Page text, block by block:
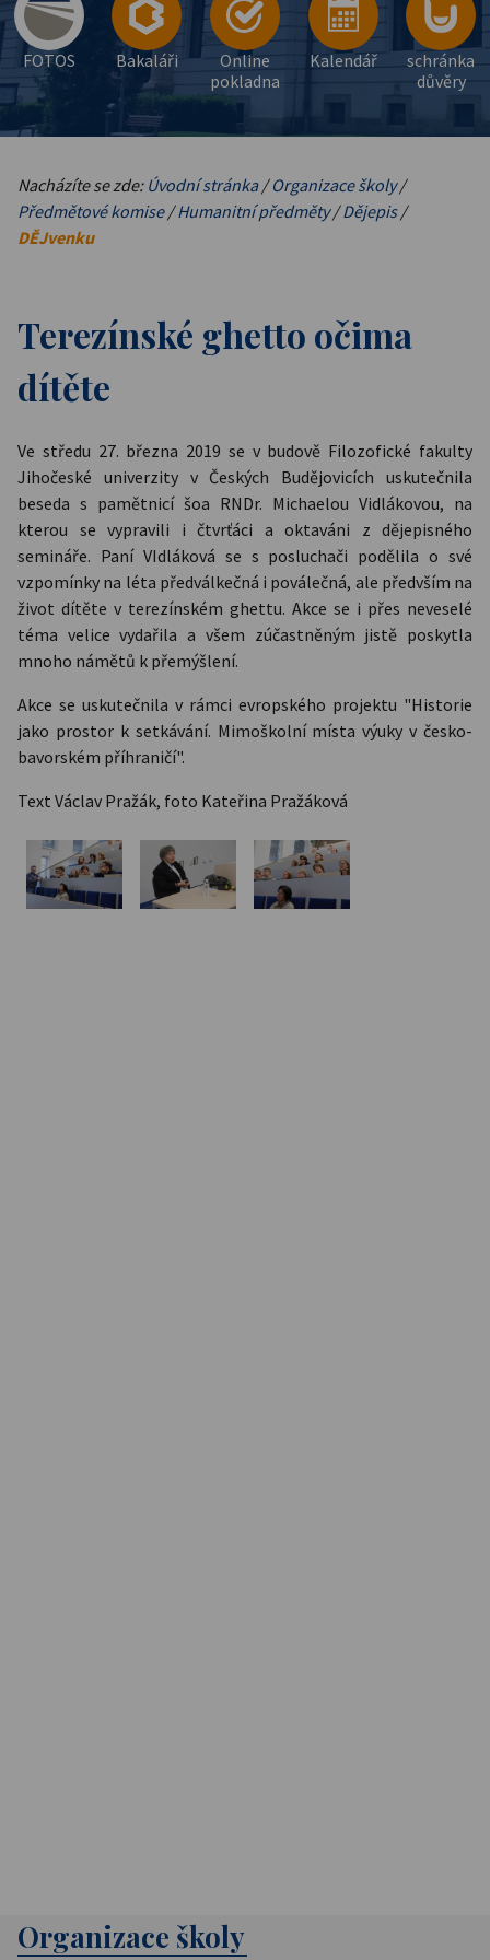
FOTOS Bakaláři
Online
pokladna
Kalendář
schránka
důvěry
Nacházíte se zde: Úvodní stránka/Organizace školy/
Předmětové komise/Humanitní předměty/Dějepis/
DĚJvenku
Terezínské ghetto očima
dítěte
Ve středu 27. března 2019 se v budově Filozofické fakulty
Jihočeské univerzity v Českých Budějovicích uskutečnila
beseda s pamětnicí šoa RNDr. Michaelou Vidlákovou, na
kterou se vypravili i čtvrťáci a oktaváni z dějepisného
semináře. Paní VIdláková se s posluchači podělila o své
vzpomínky na léta předválkečná i poválečná, ale předvším na
život dítěte v terezínském ghettu. Akce se i přes neveselé
téma velice vydařila a všem zúčastněným jistě poskytla
mnoho námětů k přemýšlení.
Akce se uskutečnila v rámci evropského projektu "Historie
jako prostor k setkávání. Mimoškolní místa výuky v česko-
bavorském příhraničí".
Text Václav Pražák, foto Kateřina Pražáková
Organizace školy